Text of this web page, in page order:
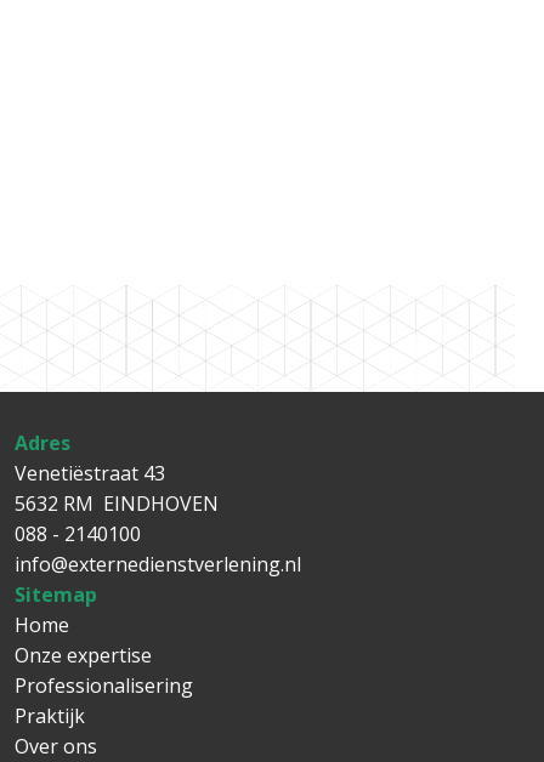
Adres
Venetiëstraat 43
5632 RM EINDHOVEN
088 - 2140100
info@externedienstverlening.nl
Sitemap
Main navigation
Home
Onze expertise
Professionalisering
Praktijk
Over ons